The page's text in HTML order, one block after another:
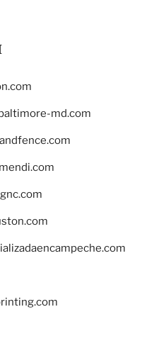
md.com